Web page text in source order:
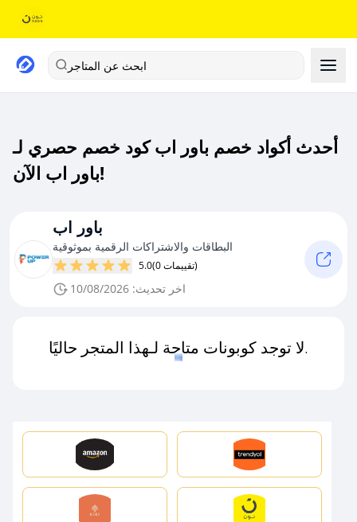
ابحث عن المتاجر
أحدث أكواد خصم باور اب كود خصم حصري لـ
باور اب الآن!
باور اب
البطاقات والاشتراكات الرقمية بموثوقية
5.0 (0 تقييمات)
اخر تحديث: 10/08/2026
لا توجد كوبونات متاحة لـهذا المتجر حاليًا.